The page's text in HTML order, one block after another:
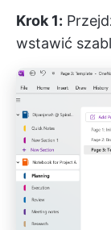
Krok 1:
wstawić